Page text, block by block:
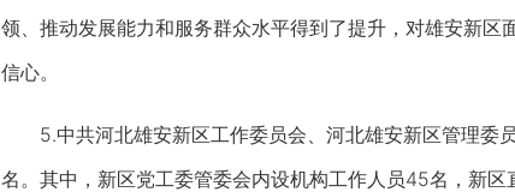
领、推动发展能力和服务群众水平得到了提升，对雄安新
信心。
5.中共河北雄安新区工作委员会、河北雄安新区管理委
名。其中，新区党工委管委会内设机构工作人员45名，新